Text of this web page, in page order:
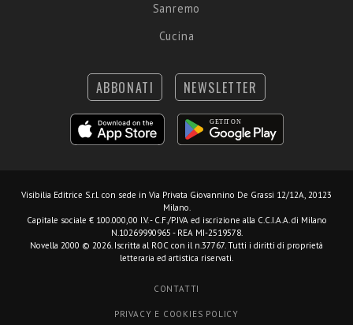
Sanremo
Cucina
ABBONATI NEWSLETTER
Visibilia Editrice S.r.l. con sede in Via Privata Giovannino De Grassi 12/12A, 20123
Milano.
Capitale sociale € 100.000,00 I.V. - C.F./P.IVA ed iscrizione alla C.C.I.A.A. di Milano
N.10269990965 - REA MI-2519578.
Novella 2000 © 2026. Iscritta al ROC con il n.37767. Tutti i diritti di proprietà
letteraria ed artistica riservati.
CONTATTI
PRIVACY E COOKIES POLICY